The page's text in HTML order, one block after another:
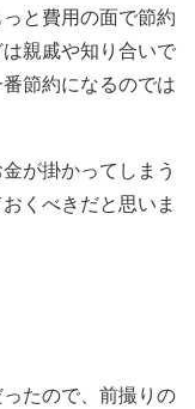
と費用の面で節約
親戚や知り合いで
節約になるのでは
が掛かってしまう
くべきだと思いま
たので、前撮りの